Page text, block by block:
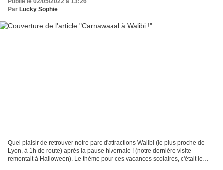
Publié le 02/05/2022 à 13:26
Par Lucky Sophie
Quel plaisir de retrouver notre parc d'attractions Walibi (le plus proche de
Lyon, à 1h de route) après la pause hivernale ! (notre dernière visite
remontait à Halloween). Le thème pour ces vacances scolaires, c'était le